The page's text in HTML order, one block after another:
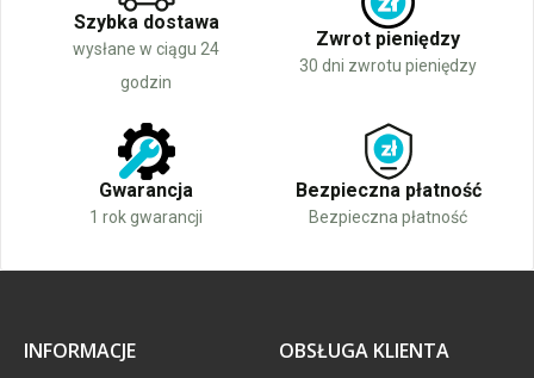
Szybka dostawa
wysłane w ciągu 24
godzin
Zwrot pieniędzy
30 dni zwrotu pieniędzy
Gwarancja
1 rok gwarancji
Bezpieczna płatność
Bezpieczna płatność
INFORMACJE OBSŁUGA KLIENTA